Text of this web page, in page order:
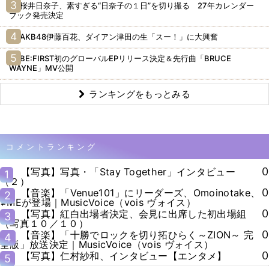
桜井日奈子、素すぎる“日奈子の１日”を切り撮る 27年カレンダー
ブック発売決定
AKB48伊藤百花、ダイアン津田の生「スー！」に大興奮
BE:FIRST初のグローバルEPリリース決定＆先行曲「BRUCE
WAYNE」MV公開
ランキングをもっとみる
コメントランキング
1
【写真】写真・「Stay Together」インタビュー
（２）
0
2
【音楽】「Venue101」にリーダーズ、Omoinotake、
≠MEが登場｜MusicVoice（vois ヴォイス）
0
3
【写真】紅白出場者決定、会見に出席した初出場組
（写真１０／１０）
0
4
【音楽】「十勝でロックを切り拓ひらく～ZION～ 完
全版」放送決定｜MusicVoice（vois ヴォイス）
0
5
【写真】仁村紗和、インタビュー【エンタメ】 0